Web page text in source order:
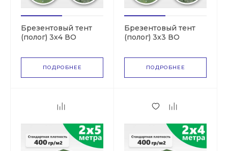
Брезентовый тент
(полог) 3х4 ВО
ПОДРОБНЕЕ
Брезентовый тент
(полог) 3х3 ВО
ПОДРОБНЕЕ